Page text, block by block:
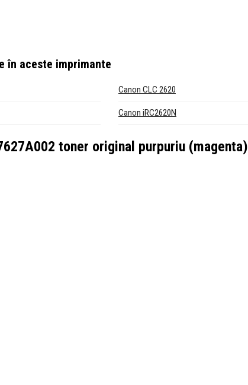
în aceste imprimante
Canon CLC 2620
Canon iRC2620N
toner original purpuriu (magenta)